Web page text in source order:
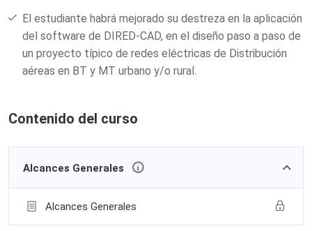
El estudiante habrá mejorado su destreza en la aplicación
del software de DIRED-CAD, en el diseño paso a paso de
un proyecto típico de redes eléctricas de Distribución
aéreas en BT y MT urbano y/o rural.
Contenido del curso
Alcances Generales
Alcances Generales